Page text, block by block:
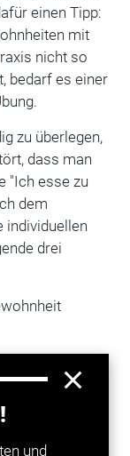
und
einen Tipp:
mit
nicht so
bedarf es einer
zu überlegen,
dass man
"Ich esse zu
dem
individuellen
drei
auf?